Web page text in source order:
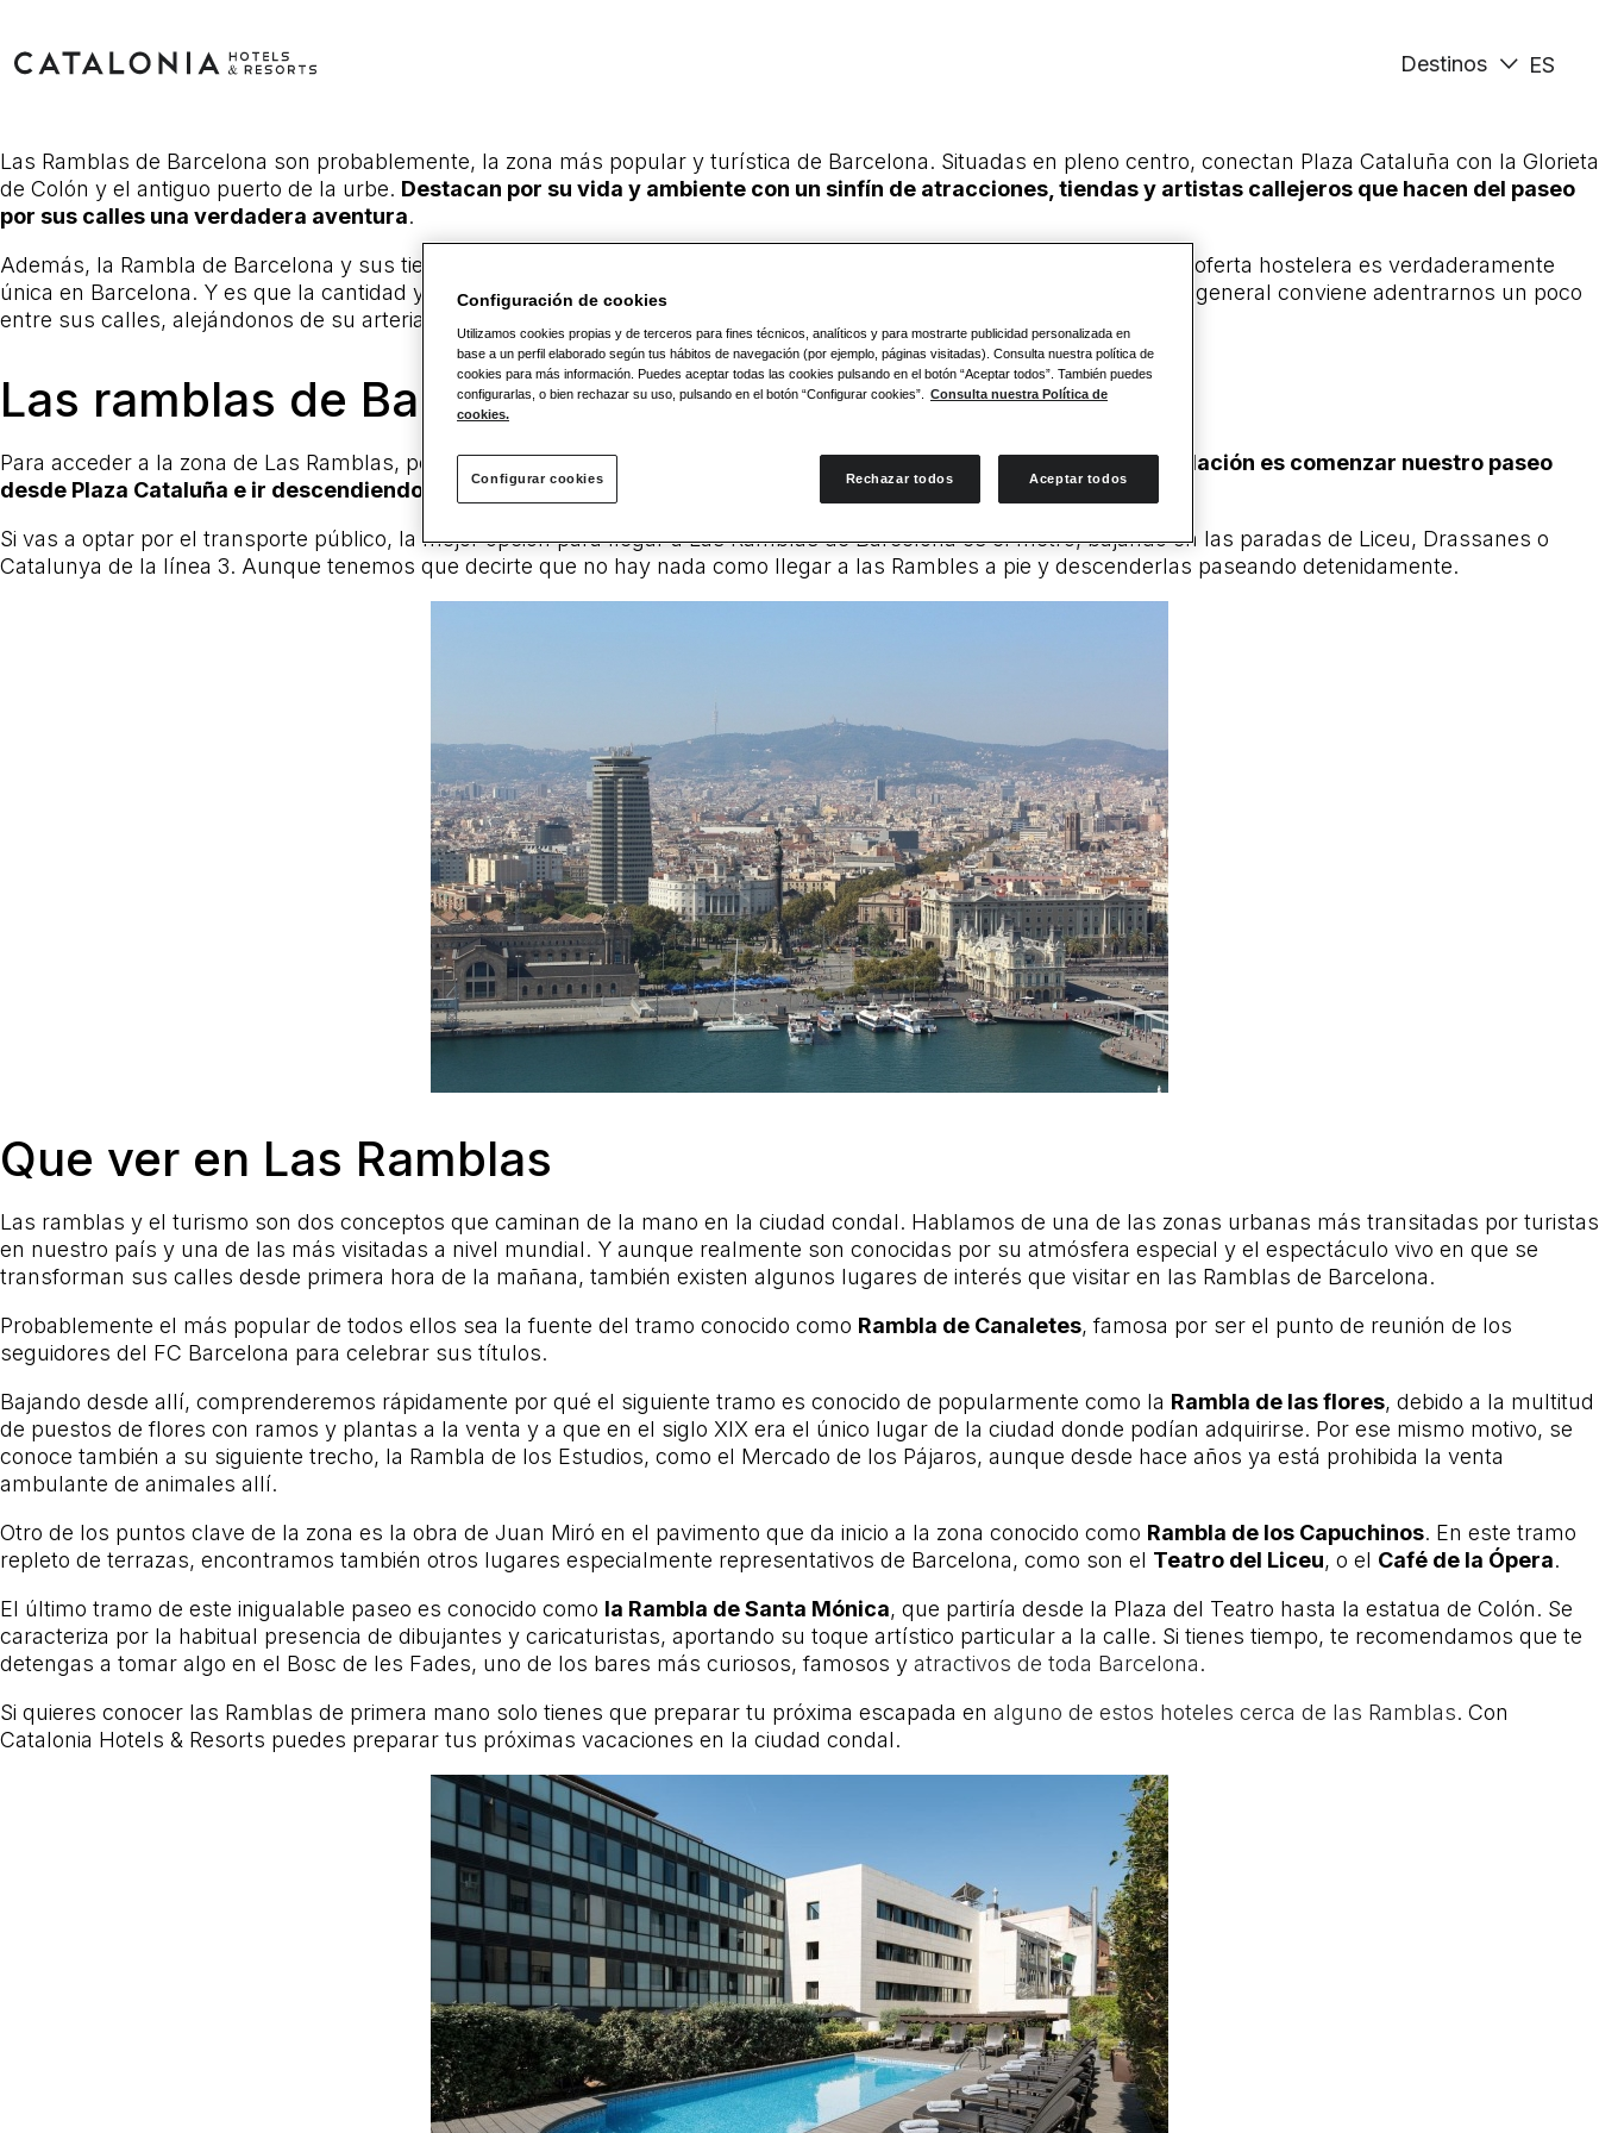
Destinos ES
Las Ramblas de Barcelona son probablemente, la zona más popular y turística de Barcelona. Situadas en pleno centro, conectan Plaza Cataluña con la Glorieta
de Colón y el antiguo puerto de la urbe. Destacan por su vida y ambiente con un sinfín de atracciones, tiendas y artistas callejeros que hacen del paseo
por sus calles una verdadera aventura.
Además, la Rambla de Barcelona y sus tiendas son una de las mejores zonas para salir de compras por la ciudad y su oferta hostelera es verdaderamente
única en Barcelona. Y es que la cantidad y variedad de restaurantes cerca de las Ramblas es casi infinita. Eso sí, por lo general conviene adentrarnos un poco
entre sus calles, alejándonos de su arteria principal si queremos evitar los típicos precios para turistas.
Las ramblas de Barcelona, cómo llegar
Para acceder a la zona de Las Ramblas, podremos hacerlo desde cualquiera de sus dos extremos. Nuestra recomendación es comenzar nuestro paseo
desde Plaza Cataluña e ir descendiendo por su vía principal en dirección al mar
Si vas a optar por el transporte público, la mejor opción para llegar a Las Ramblas de Barcelona es el metro, bajando en las paradas de Liceu, Drassanes o
Catalunya de la línea 3. Aunque tenemos que decirte que no hay nada como llegar a las Rambles a pie y descenderlas paseando detenidamente.
Que ver en Las Ramblas
Las ramblas y el turismo son dos conceptos que caminan de la mano en la ciudad condal. Hablamos de una de las zonas urbanas más transitadas por turistas
en nuestro país y una de las más visitadas a nivel mundial. Y aunque realmente son conocidas por su atmósfera especial y el espectáculo vivo en que se
transforman sus calles desde primera hora de la mañana, también existen algunos lugares de interés que visitar en las Ramblas de Barcelona.
Probablemente el más popular de todos ellos sea la fuente del tramo conocido como Rambla de Canaletes, famosa por ser el punto de reunión de los
seguidores del FC Barcelona para celebrar sus títulos.
Bajando desde allí, comprenderemos rápidamente por qué el siguiente tramo es conocido de popularmente como la Rambla de las flores, debido a la multitud
de puestos de flores con ramos y plantas a la venta y a que en el siglo XIX era el único lugar de la ciudad donde podían adquirirse. Por ese mismo motivo, se
conoce también a su siguiente trecho, la Rambla de los Estudios, como el Mercado de los Pájaros, aunque desde hace años ya está prohibida la venta
ambulante de animales allí.
Otro de los puntos clave de la zona es la obra de Juan Miró en el pavimento que da inicio a la zona conocido como Rambla de los Capuchinos. En este tramo
repleto de terrazas, encontramos también otros lugares especialmente representativos de Barcelona, como son el Teatro del Liceu, o el Café de la Ópera.
El último tramo de este inigualable paseo es conocido como la Rambla de Santa Mónica, que partiría desde la Plaza del Teatro hasta la estatua de Colón. Se
caracteriza por la habitual presencia de dibujantes y caricaturistas, aportando su toque artístico particular a la calle. Si tienes tiempo, te recomendamos que te
detengas a tomar algo en el Bosc de les Fades, uno de los bares más curiosos, famosos y atractivos de toda Barcelona.
Si quieres conocer las Ramblas de primera mano solo tienes que preparar tu próxima escapada en alguno de estos hoteles cerca de las Ramblas. Con
Catalonia Hotels & Resorts puedes preparar tus próximas vacaciones en la ciudad condal.
Configuración de cookies
Utilizamos cookies propias y de terceros para fines técnicos, analíticos y para mostrarte publicidad personalizada en
base a un perfil elaborado según tus hábitos de navegación (por ejemplo, páginas visitadas). Consulta nuestra política de
cookies para más información. Puedes aceptar todas las cookies pulsando en el botón “Aceptar todos”. También puedes
configurarlas, o bien rechazar su uso, pulsando en el botón “Configurar cookies”.
Consulta nuestra Política de
cookies.
Configurar cookies Rechazar todos Aceptar todos